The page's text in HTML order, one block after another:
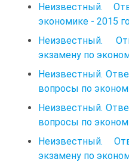
Неизвестный.
экономике - 2015
Неизвестный.
экзамену по
Неизвестный.
вопросы по
Неизвестный.
вопросы по
Неизвестный.
экзамену по